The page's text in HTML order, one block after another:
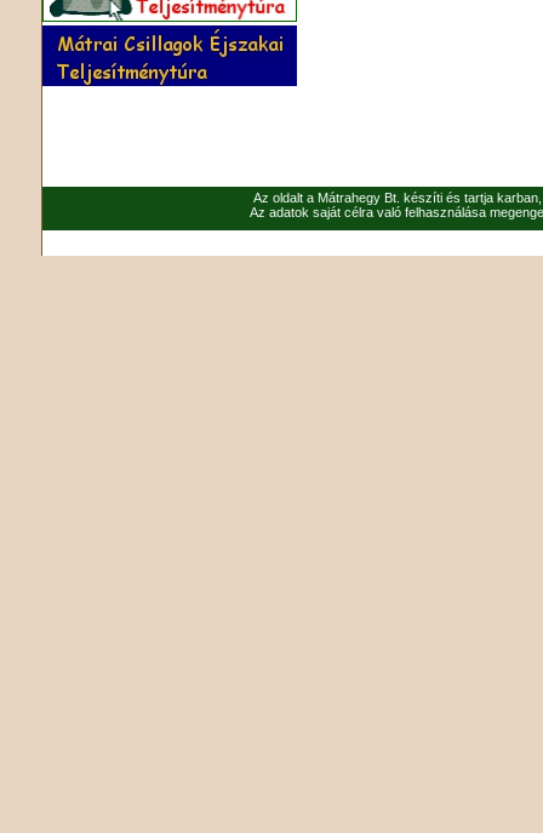
Az oldalt a Mátrahegy Bt. készíti és tartja
Az adatok saját célra való felhasználása